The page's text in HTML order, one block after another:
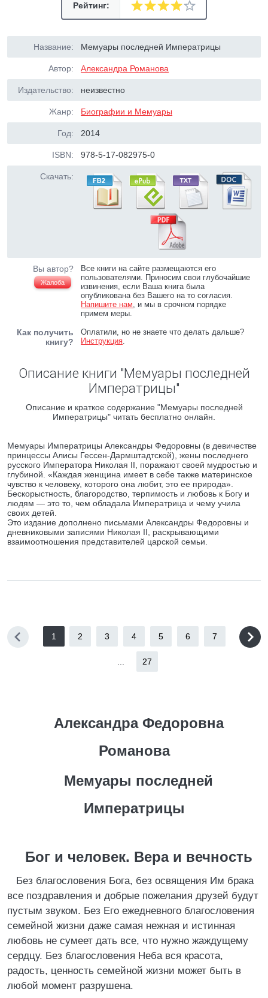
Рейтинг:
Название: Мемуары последней Императрицы
Автор: Александра Романова
Издательство: неизвестно
Жанр: Биографии и Мемуары
Год: 2014
ISBN: 978-5-17-082975-0
Скачать:
Вы автор?
Жалоба
Все книги на сайте размещаются его
пользователями. Приносим свои глубочайшие
извинения, если Ваша книга была
опубликована без Вашего на то согласия.
Напишите нам, и мы в срочном порядке
примем меры.
Как получить
книгу?
Оплатили, но не знаете что делать дальше?
Инструкция.
Описание книги "Мемуары последней
Императрицы"
Описание и краткое содержание "Мемуары последней
Императрицы" читать бесплатно онлайн.
Мемуары Императрицы Александры Федоровны (в девичестве
принцессы Алисы Гессен-Дармштадтской), жены последнего
русского Императора Николая II, поражают своей мудростью и
глубиной. «Каждая женщина имеет в себе также материнское
чувство к человеку, которого она любит, это ее природа».
Бескорыстность, благородство, терпимость и любовь к Богу и
людям — это то, чем обладала Императрица и чему учила
своих детей.
Это издание дополнено письмами Александры Федоровны и
дневниковыми записями Николая II, раскрывающими
взаимоотношения представителей царской семьи.
1 2 3 4 5 6 7
27
Александра Федоровна
Романова
Мемуары последней
Императрицы
Бог и человек. Вера и вечность
Без благословения Бога, без освящения Им брака
все поздравления и добрые пожелания друзей будут
пустым звуком. Без Его ежедневного благословения
семейной жизни даже самая нежная и истинная
любовь не сумеет дать все, что нужно жаждущему
сердцу. Без благословения Неба вся красота,
радость, ценность семейной жизни может быть в
любой момент разрушена.